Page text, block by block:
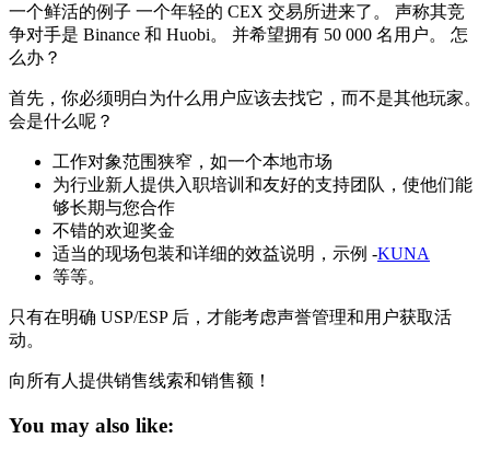
一个鲜活的例子 一个年轻的 CEX 交易所进来了。 声称其竞
争对手是 Binance 和 Huobi。 并希望拥有 50 000 名用户。 怎
么办？
首先，你必须明白为什么用户应该去找它，而不是其他玩家。
会是什么呢？
工作对象范围狭窄，如一个本地市场
为行业新人提供入职培训和友好的支持团队，使他们能
够长期与您合作
不错的欢迎奖金
适当的现场包装和详细的效益说明，示例 -KUNA
等等。
只有在明确 USP/ESP 后，才能考虑声誉管理和用户获取活
动。
向所有人提供销售线索和销售额！
You may also like: